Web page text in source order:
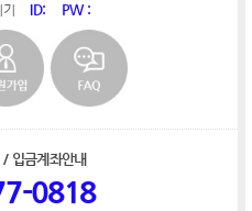
ID: PW :
입금계좌안내
0818